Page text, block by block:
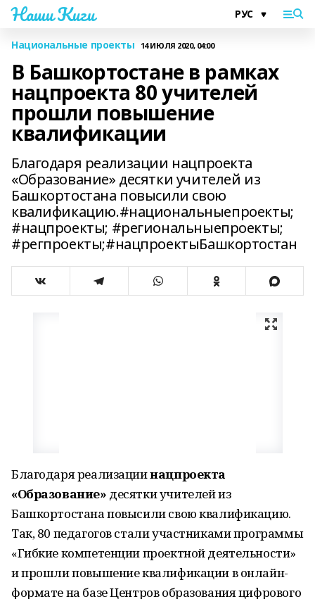
Наши Киги
Национальные проекты 14 ИЮЛЯ 2020, 04:00
В Башкортостане в рамках
нацпроекта 80 учителей
прошли повышение
квалификации
Благодаря реализации нацпроекта
«Образование» десятки учителей из
Башкортостана повысили свою
квалификацию.#национальныепроекты;
#нацпроекты; #региональныепроекты;
#регпроекты;#нацпроектыБашкортостан
Благодаря реализациинацпроекта
«Образование» десятки учителей из
Башкортостана повысили свою квалификацию.
Так, 80 педагогов стали участниками программы
«Гибкие компетенции проектной деятельности»
и прошли повышение квалификации в онлайн-
формате на базе Центров образования цифрового